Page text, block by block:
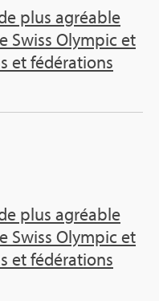
plus agréable
Swiss Olympic et
et fédérations
plus agréable
Swiss Olympic et
et fédérations